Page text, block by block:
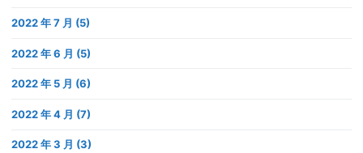
2022 年 7 月 (5)
2022 年 6 月 (5)
2022 年 5 月 (6)
2022 年 4 月 (7)
2022 年 3 月 (3)